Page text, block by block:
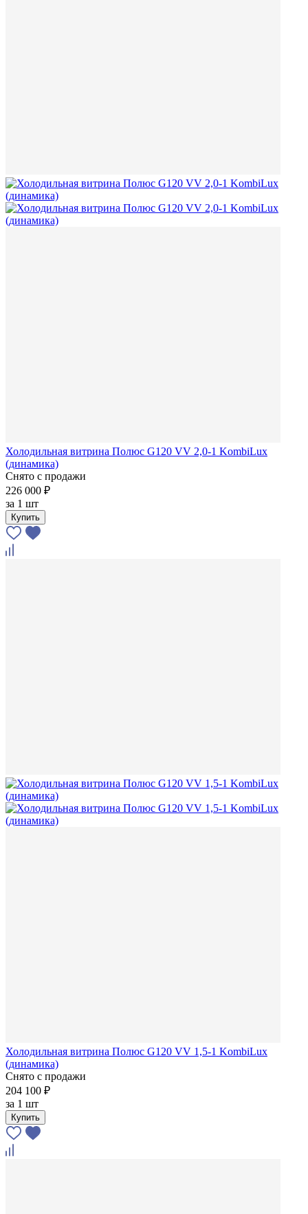
Холодильная витрина Полюс G120 VV 2,0-1 KombiLux
(динамика)
Снято с продажи
226 000 ₽
за 1 шт
Купить
Холодильная витрина Полюс G120 VV 1,5-1 KombiLux
(динамика)
Снято с продажи
204 100 ₽
за 1 шт
Купить